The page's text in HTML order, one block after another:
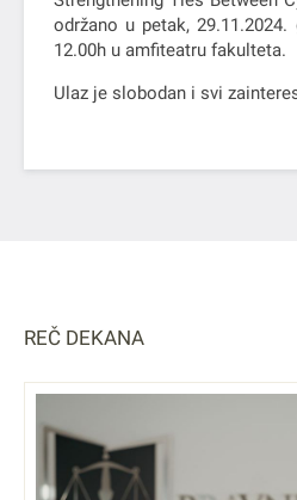
održano u petak,
12.00h u amfiteatru fakulteta.
Ulaz je slobodan i svi
REČ DEKANA